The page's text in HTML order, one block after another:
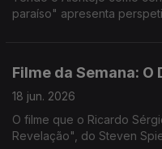
paraíso" apresenta
Filme da Semana: O
18 jun. 2026
O filme que o Ricardo
Revelação", do Steven